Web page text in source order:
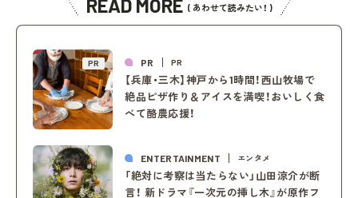
READ MORE ( あわせて読みたい！ )
PR PR PR
【兵庫・三木】神戸から1時間！西山牧場で
絶品ピザ作り＆アイスを満喫！おいしく食
べて酪農応援！
ENTERTAINMENT エンタメ
「絶対に考察は当たらない」山田涼介が断
言！ 新ドラマ『一次元の挿し木』が原作フ